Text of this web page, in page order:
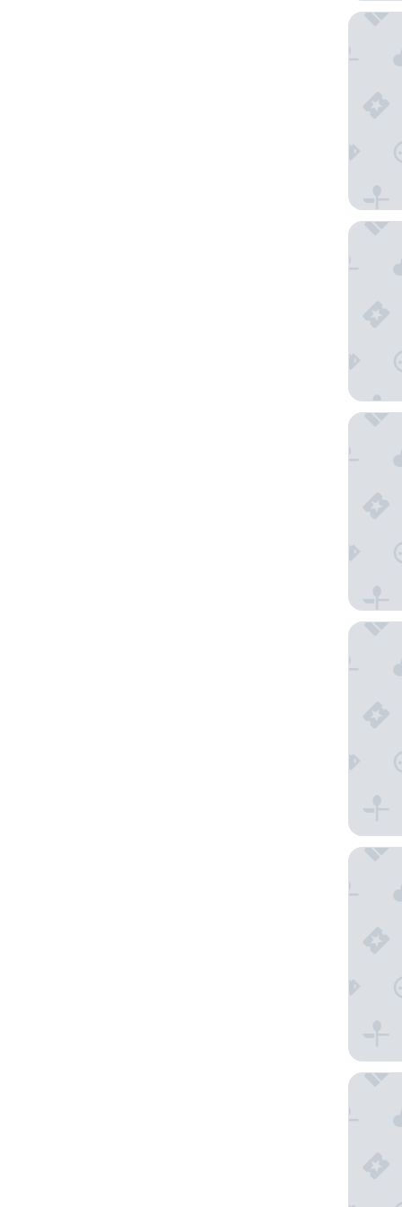
The
Austria
Miiro
The
Cocoon